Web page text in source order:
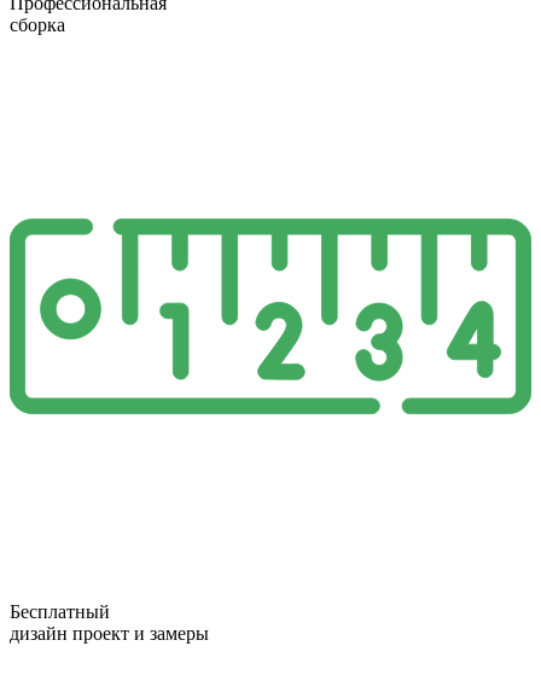
сборка
Бесплатный
дизайн проект и замеры